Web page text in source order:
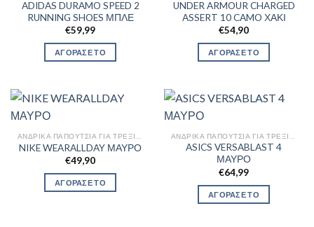
ADIDAS DURAMO SPEED 2
RUNNING SHOES ΜΠΛΕ
€59,99
ΑΓΟΡΑΣΕ ΤΟ
UNDER ARMOUR CHARGED
ASSERT 10 CAMO ΧΑΚΙ
€54,90
ΑΓΟΡΑΣΕ ΤΟ
NIKE WEARALLDAY ΜΑΥΡΟ
€49,90
ΑΓΟΡΑΣΕ ΤΟ
ASICS VERSABLAST 4
ΜΑΥΡΟ
€64,99
ΑΓΟΡΑΣΕ ΤΟ